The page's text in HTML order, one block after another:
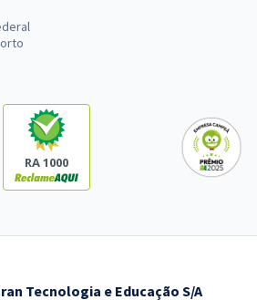
Direito (Pré-Edital)
R$ 139,76 (-20%)
Comprar
R$ 39,98 (-20%)
RA 1000
Tecnologia e Educação S/A